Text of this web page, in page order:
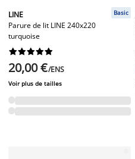
LINE
Parure de lit LINE 240x220
turquoise
Basic






20,00 €/ENS
Voir plus de tailles